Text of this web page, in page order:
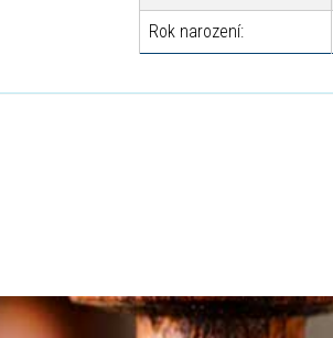
Rok narození: